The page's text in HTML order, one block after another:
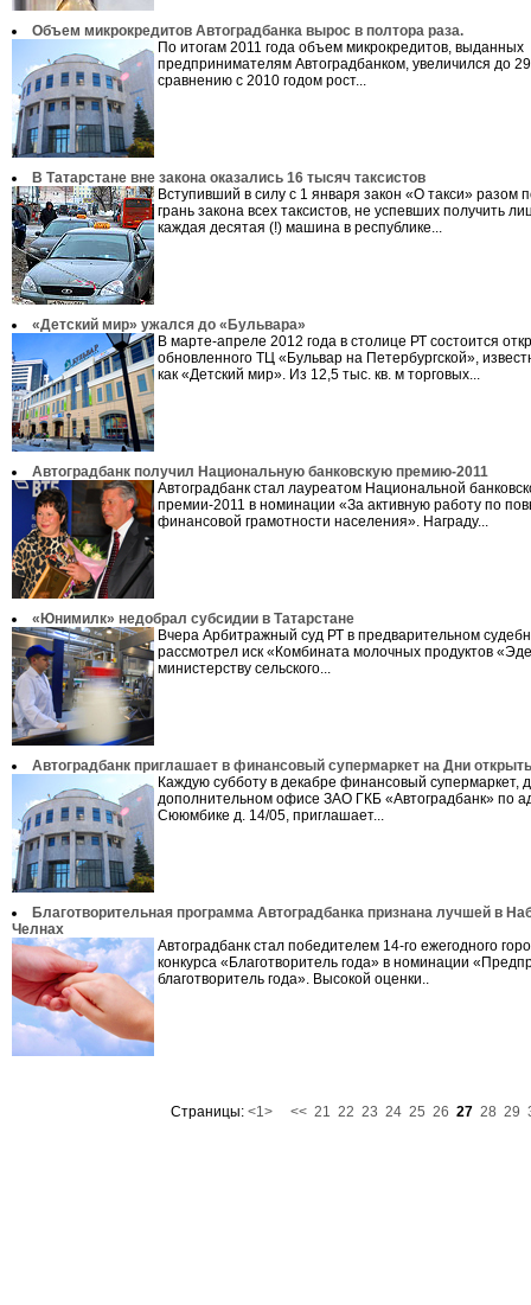
Объем микрокредитов Автоградбанка вырос в полтора раза.
По итогам 2011 года объем микрокредитов, выданных
предпринимателям Автоградбанком, увеличился до
сравнению с 2010 годом рост...
В Татарстане вне закона оказались 16 тысяч таксистов
Вступивший в силу с 1 января закон «О такси» разом
грань закона всех таксистов, не успевших получить
каждая десятая (!) машина в республике...
«Детский мир» ужался до «Бульвара»
В марте-апреле 2012 года в столице РТ состоится
обновленного ТЦ «Бульвар на Петербургской»,
как «Детский мир». Из 12,5 тыс. кв. м торговых...
Автоградбанк получил Национальную банковскую премию-2011
Автоградбанк стал лауреатом Национальной
премии-2011 в номинации «За активную работу по
финансовой грамотности населения». Награду...
«Юнимилк» недобрал субсидии в Татарстане
Вчера Арбитражный суд РТ в предварительном
рассмотрел иск «Комбината молочных продуктов
министерству сельского...
Автоградбанк приглашает в финансовый супермаркет на Дни
Каждую субботу в декабре финансовый супермаркет,
дополнительном офисе ЗАО ГКБ «Автоградбанк» по
Сююмбике д. 14/05, приглашает...
Благотворительная программа Автоградбанка признана лучшей в
Челнах
Автоградбанк стал победителем 14-го ежегодного
конкурса «Благотворитель года» в номинации
благотворитель года». Высокой оценки..
Страницы: <1> << 21 22 23 24 25 26 27 28 29